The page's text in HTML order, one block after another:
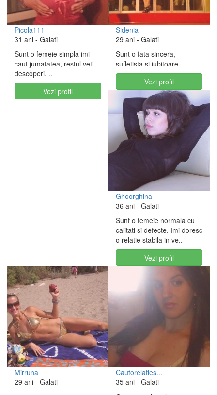
Picola111
31 ani - Galati
Sunt o femeie simpla imi
caut jumatatea, restul veti
descoperi. ..
Vezi profil
Sidenia
29 ani - Galati
Sunt o fata sincera,
sufletista si iubitoare. ..
Vezi profil
Gheorghina
36 ani - Galati
Sunt o femeie normala cu
calitati si defecte. Imi doresc
o relatie stabila in ve..
Vezi profil
Mirruna
29 ani - Galati
Cautorelaties...
35 ani - Galati